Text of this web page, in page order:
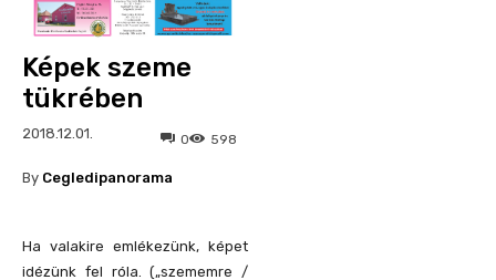
Képek szeme
tükrében
2018.12.01. 598
0
By Cegledipanorama
Ha valakire emlékezünk, képet
idézünk fel róla. („szememre /